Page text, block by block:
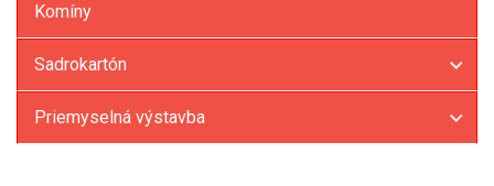
Komíny
Sadrokartón
Priemyselná výstavba